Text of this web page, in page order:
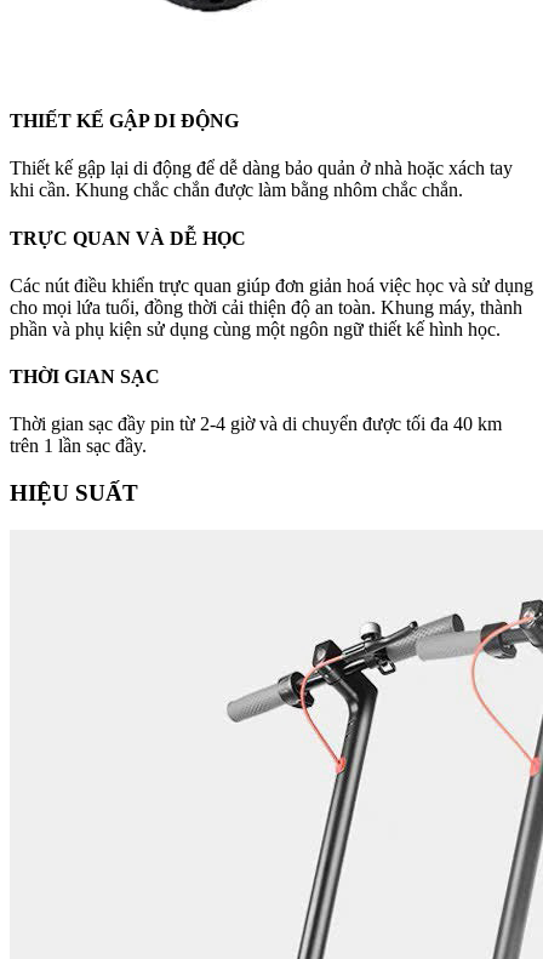
THIẾT KẾ GẬP DI ĐỘNG
Thiết kế gập lại di động để dễ dàng bảo quản ở nhà hoặc xách tay
khi cần. Khung chắc chắn được làm bằng nhôm chắc chắn.
TRỰC QUAN VÀ DỄ HỌC
Các nút điều khiển trực quan giúp đơn giản hoá việc học và sử dụng
cho mọi lứa tuổi, đồng thời cải thiện độ an toàn. Khung máy, thành
phần và phụ kiện sử dụng cùng một ngôn ngữ thiết kế hình học.
THỜI GIAN SẠC
Thời gian sạc đầy pin từ 2-4 giờ và di chuyển được tối đa 40 km
trên 1 lần sạc đầy.
HIỆU SUẤT